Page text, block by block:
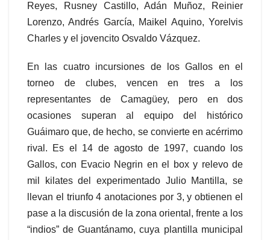
Reyes, Rusney Castillo, Adán Muñoz, Reinier
Lorenzo, Andrés García, Maikel Aquino, Yorelvis
Charles y el jovencito Osvaldo Vázquez.
En las cuatro incursiones de los Gallos en el
torneo de clubes, vencen en tres a los
representantes de Camagüey, pero en dos
ocasiones superan al equipo del histórico
Guáimaro que, de hecho, se convierte en acérrimo
rival. Es el 14 de agosto de 1997, cuando los
Gallos, con Evacio Negrin en el box y relevo de
mil kilates del experimentado Julio Mantilla, se
llevan el triunfo 4 anotaciones por 3, y obtienen el
pase a la discusión de la zona oriental, frente a los
“indios” de Guantánamo, cuya plantilla municipal